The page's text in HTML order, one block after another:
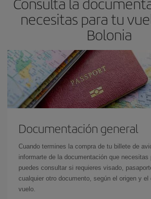
necesitas para tu
Bolonia
Documentación general
Cuando termines la compra de tu billete de
informarte de la documentación que necesitas
puedes consultar si requieres visado,
cualquier otro documento, según el origen y el
vuelo.